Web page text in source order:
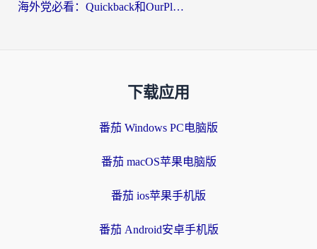
海外党必看：Quickback和OurPlay好用吗？3分钟选对回国加速器，无缝刷剧玩游戏
下载应用
番茄 Windows PC电脑版
番茄 macOS苹果电脑版
番茄 ios苹果手机版
番茄 Android安卓手机版